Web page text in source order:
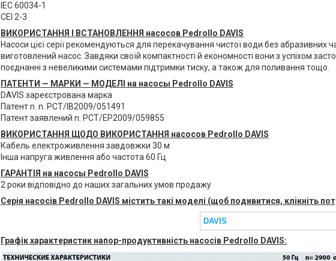
IEC 60034-1
CEI 2-3
ВИКОРИСТАННЯ І ВСТАНОВЛЕННЯ насосов Pedrollo DAVIS
Насоси цієї серії рекомендуються для перекачування чистої води без абразивних
виготовлений насос. Завдяки своїй компактності й економності вони з успіхом
поєднанні з невеликими системами підтримки тиску, а також для поливання тощо.
ПАТЕНТИ — МАРКИ — МОДЕЛІ
на насосы Pedrollo DAVIS
DAVIS зареєстрована марка
Патент n. n. РСТ/IB2009/051491
Патент заявлений n. РСТ/ЕР2009/059855
ВИКОРИСТАННЯ ЩОДО ВИКОРИСТАННЯ насосов Pedrollo DAVIS
Кабель електроживлення завдовжки 30 м
Інша напруга живлення або частота 60 Гц
ГАРАНТІЯ на насосы Pedrollo DAVIS
2 роки відповідно до наших загальних умов продажу
Серія насосів Pedrollo DAVIS містить такі моделі (щоб подивитися, клікніть
DAVIS
Графік характеристик напор-продуктивність насосів Pedrollo DAVIS: